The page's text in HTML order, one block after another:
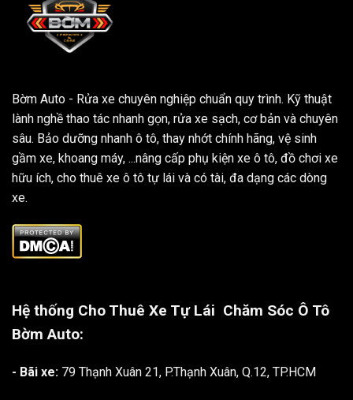
Bờm Auto - Rửa xe chuyên nghiệp chuẩn quy trình. Kỹ thuật
lành nghề thao tác nhanh gọn, rửa xe sạch, cơ bản và chuyên
sâu. Bảo dưỡng nhanh ô tô, thay nhớt chính hãng, vệ sinh
gầm xe, khoang máy, ...nâng cấp phụ kiện xe ô tô, đồ chơi xe
hữu ích, cho thuê xe ô tô tự lái và có tài, đa dạng các dòng
xe.
Hệ thống Cho Thuê Xe Tự Lái Chăm Sóc Ô Tô
Bờm Auto:
- Bãi xe: 79 Thạnh Xuân 21, P.Thạnh Xuân, Q.12, TP.HCM